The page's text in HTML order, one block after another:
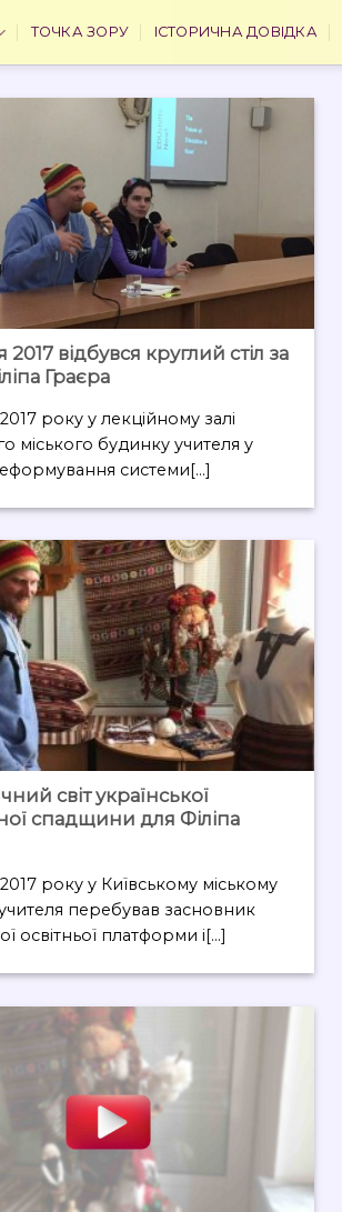
ТОЧКА ЗОРУ ІСТОРИЧНА ДОВІДКА
2017 відбувся круглий стіл за
Граєра
року у лекційному залі
міського будинку учителя у
системи[...]
світ української
спадщини для Філіпа
2017 року у Київському міському
перебував засновник
освітньої платформи і[...]